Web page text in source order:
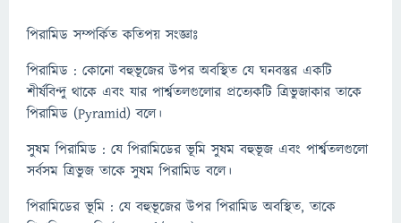
পিরামিড সম্পর্কিত কতিপয় সংজ্ঞাঃ
পিরামিড : কোনো বহুভূজের উপর অবস্থিত যে ঘনবস্তুর একটি
শীর্ষবিন্দু থাকে এবং যার পার্শ্বতলগুলোর প্রত্যেকটি ত্রিভুজাকার তাকে
পিরামিড (Pyramid) বলে।
সুষম পিরামিড : যে পিরামিডের ভূমি সুষম বহুভূজ এবং পার্শ্বতলগুলো
সর্বসম ত্রিভুজ তাকে সুষম পিরামিড বলে।
পিরামিডের ভূমি : যে বহুভূজের উপর পিরামিড অবস্থিত, তাকে